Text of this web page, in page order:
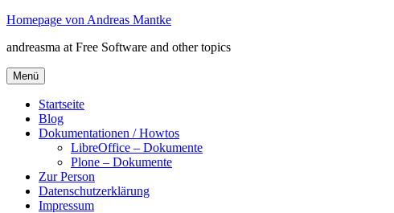
Zum
springen
Homepage von Andreas Mantke
andreasma at Free Software and other topics
Menü
Startseite
Blog
Dokumentationen / Howtos
LibreOffice – Dokumente
Plone – Dokumente
Zur Person
Datenschutzerklärung
Impressum